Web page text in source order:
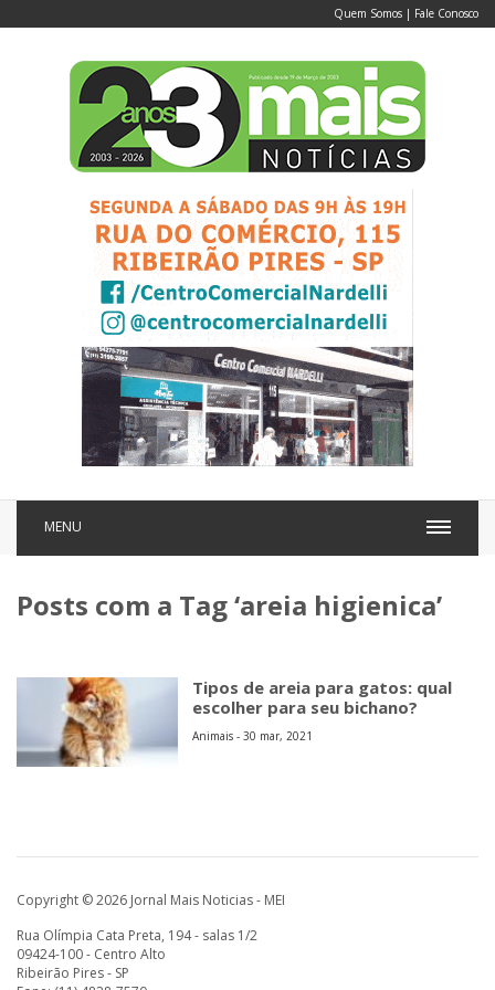
Quem Somos | Fale Conosco
MENU
Posts com a Tag ‘areia higienica’
Tipos de areia para gatos: qual
escolher para seu bichano?
Animais - 30 mar, 2021
Copyright © 2026 Jornal Mais Noticias - MEI
Rua Olímpia Cata Preta, 194 - salas 1/2
09424-100 - Centro Alto
Ribeirão Pires - SP